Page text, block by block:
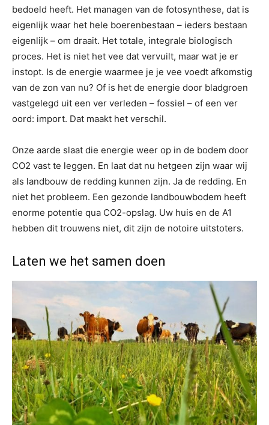
bedoeld heeft. Het managen van de fotosynthese, dat is
eigenlijk waar het hele boerenbestaan – ieders bestaan
eigenlijk – om draait. Het totale, integrale biologisch
proces. Het is niet het vee dat vervuilt, maar wat je er
instopt. Is de energie waarmee je je vee voedt afkomstig
van de zon van nu? Of is het de energie door bladgroen
vastgelegd uit een ver verleden – fossiel – of een ver
oord: import. Dat maakt het verschil.
Onze aarde slaat die energie weer op in de bodem door
CO2 vast te leggen. En laat dat nu hetgeen zijn waar wij
als landbouw de redding kunnen zijn. Ja de redding. En
niet het probleem. Een gezonde landbouwbodem heeft
enorme potentie qua CO2-opslag. Uw huis en de A1
hebben dit trouwens niet, dit zijn de notoire uitstoters.
Laten we het samen doen